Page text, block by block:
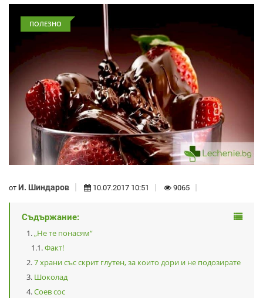
ПОЛЕЗНО
от И. Шиндаров 10.07.2017 10:51 9065
Съдържание:
„Не те понасям“
Факт!
7 храни със скрит глутен, за които дори и не подозирате
Шоколад
Соев сос